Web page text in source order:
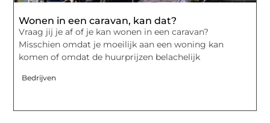
Wonen in een caravan, kan dat?
Vraag jij je af of je kan wonen in een caravan?
Misschien omdat je moeilijk aan een woning kan
komen of omdat de huurprijzen belachelijk
Bedrijven